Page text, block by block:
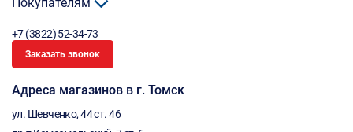
+7 (3822) 52-34-73
Заказать звонок
Адреса магазинов в г. Томск
ул. Шевченко, 44 ст. 46